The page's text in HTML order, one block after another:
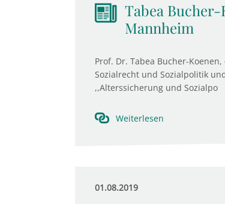
Tabea
Mannheim
Prof. Dr. Tabea Bucher-
Sozialrecht und Sozialpolitik
,,Alterssicherung und Sozialpo
Weiterlesen
01.08.2019